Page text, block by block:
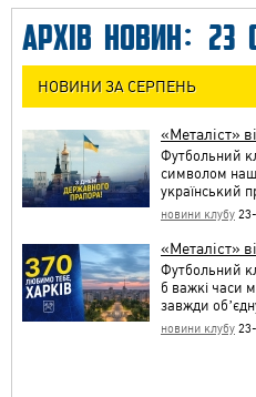
АРХІВ НОВИН: 23
НОВИНИ ЗА СЕРПЕНЬ
«Металіст»
Футбольний
символом
український
новини клубу
«Металіст»
Футбольний
б важкі часи
завжди
новини клубу